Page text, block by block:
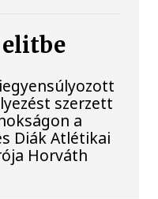
elitbe
szerzett
a
Diák Atlétikai
Horváth